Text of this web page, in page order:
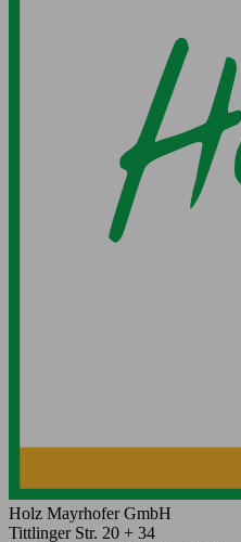
Holz Mayrhofer GmbH
Tittlinger Str. 20 + 34